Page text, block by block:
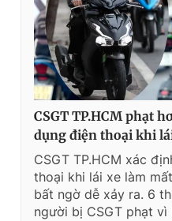
CSGT TP.HCM phạt
dụng điện thoại khi
CSGT TP.HCM xác
thoại khi lái xe làm
bất ngờ dễ xảy ra. 6
người bị CSGT phạt vì